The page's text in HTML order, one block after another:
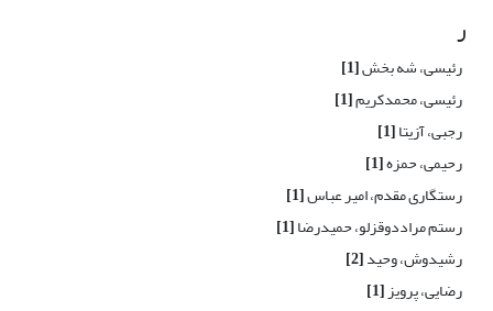
ر
رئیسی، شه بخش[1]
رئیسی، محمدکریم[1]
رجبی، آزیتا[1]
رحیمی، حمزه[1]
رستگاری مقدم، امیر عباس[1]
رستم مراددوقزلو، حمیدرضا[1]
رشیدوش، وحید[2]
رضایی، پرویز[1]